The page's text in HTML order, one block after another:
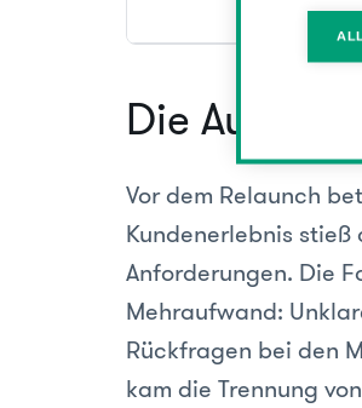
Die
Vor dem Relaunch
Kundenerlebnis
Anforderungen. Die
Mehraufwand:
Rückfragen bei den
kam die Trennung